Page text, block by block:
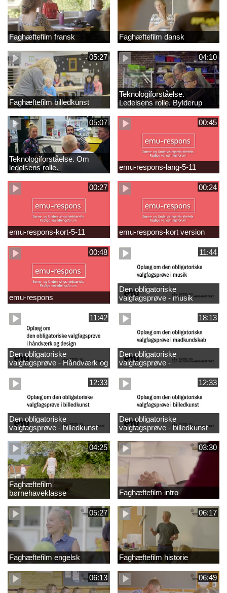
Faghæftefilm fransk Faghæftefilm dansk
05:27
Faghæftefilm billedkunst
04:10
Teknologiforståelse.
Ledelsens rolle. Bylderup
Skole
05:07
Teknologiforståelse. Om
ledelsens rolle.
Sofiendalskolen
00:45
emu-respons-lang-5-11
00:27
emu-respons-kort-5-11
00:24
emu-respons-kort version
00:48
emu-respons
11:44
Den obligatoriske
valgfagsprøve - musik
11:42
Den obligatoriske
valgfagsprøve - Håndværk og
design
18:13
Den obligatoriske
valgfagsprøve -
madkundskab
12:33
Den obligatoriske
valgfagsprøve - billedkunst
større LK
12:33
Den obligatoriske
valgfagsprøve - billedkunst
04:25
Faghæftefilm
børnehaveklasse
03:30
Faghæftefilm intro
05:27
Faghæftefilm engelsk
06:17
Faghæftefilm historie
06:13 06:49